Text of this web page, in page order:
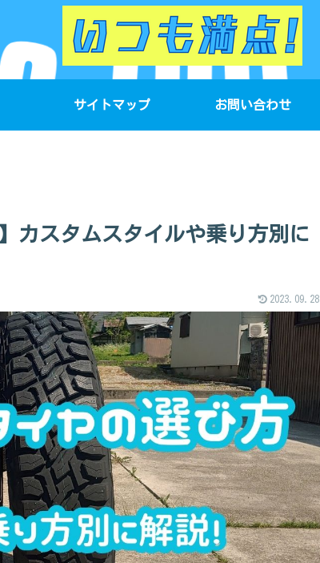
サイトマップ お問い合わせ
カスタムスタイルや乗り方別に
2023.09.28